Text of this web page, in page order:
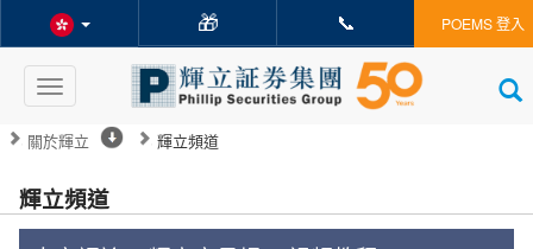
🎁 📞 POEMS 登入
Toggle
navigation
關於輝立 輝立頻道
輝立頻道